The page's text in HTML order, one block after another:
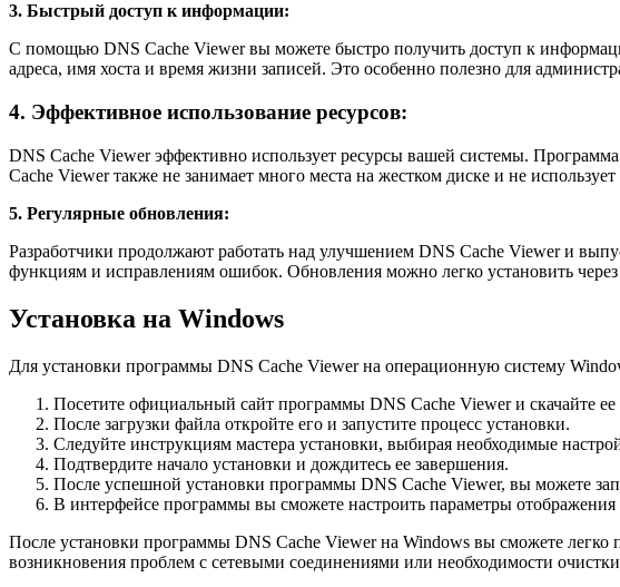
3. Быстрый доступ к информации:
С помощью DNS Cache Viewer вы можете быстро получить доступ к
адреса, имя хоста и время жизни записей. Это особенно полезно для
4. Эффективное использование ресурсов:
DNS Cache Viewer эффективно использует ресурсы вашей системы.
Cache Viewer также не занимает много места на жестком диске и не
5. Регулярные обновления:
Разработчики продолжают работать над улучшением DNS Cache Viewer и
функциям и исправлениям ошибок. Обновления можно легко установить
Установка на Windows
Для установки программы DNS Cache Viewer на операционную систему
Посетите официальный сайт программы DNS Cache Viewer и скачайте
После загрузки файла откройте его и запустите процесс установки.
Следуйте инструкциям мастера установки, выбирая необходимые
Подтвердите начало установки и дождитесь ее завершения.
После успешной установки программы DNS Cache Viewer, вы можете
В интерфейсе программы вы сможете настроить параметры
После установки программы DNS Cache Viewer на Windows вы сможете
возникновения проблем с сетевыми соединениями или необходимости